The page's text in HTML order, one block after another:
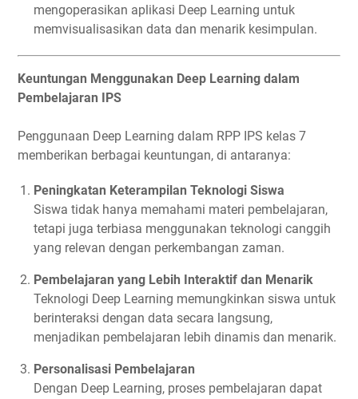
mengoperasikan aplikasi Deep Learning untuk
memvisualisasikan data dan menarik kesimpulan.
Keuntungan Menggunakan Deep Learning dalam
Pembelajaran IPS
Penggunaan Deep Learning dalam RPP IPS kelas 7
memberikan berbagai keuntungan, di antaranya:
Peningkatan Keterampilan Teknologi Siswa
Siswa tidak hanya memahami materi pembelajaran,
tetapi juga terbiasa menggunakan teknologi canggih
yang relevan dengan perkembangan zaman.
Pembelajaran yang Lebih Interaktif dan Menarik
Teknologi Deep Learning memungkinkan siswa untuk
berinteraksi dengan data secara langsung,
menjadikan pembelajaran lebih dinamis dan menarik.
Personalisasi Pembelajaran
Dengan Deep Learning, proses pembelajaran dapat